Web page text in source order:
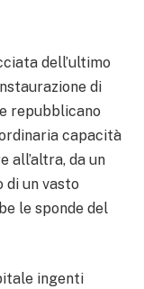
dell’ultimo
di
repubblicano
capacità
all’altra, da un
di un vasto
le sponde del
ingenti